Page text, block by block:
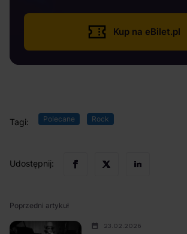
Kup na eBilet.pl
Tagi: Polecane Rock
Udostępnij:
Poprzedni artykuł
23.02.2026